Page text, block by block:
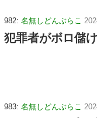
982: 名無しどんぶらこ
犯罪者がボロ儲
983: 名無しどんぶらこ